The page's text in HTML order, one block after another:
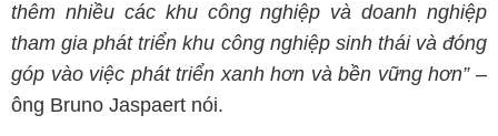
thêm nhiều các khu công nghiệp và doanh nghiệp
tham gia phát triển khu công nghiệp sinh thái và đóng
góp vào việc phát triển xanh hơn và bền vững hơn”–
ông Bruno Jaspaert nói.